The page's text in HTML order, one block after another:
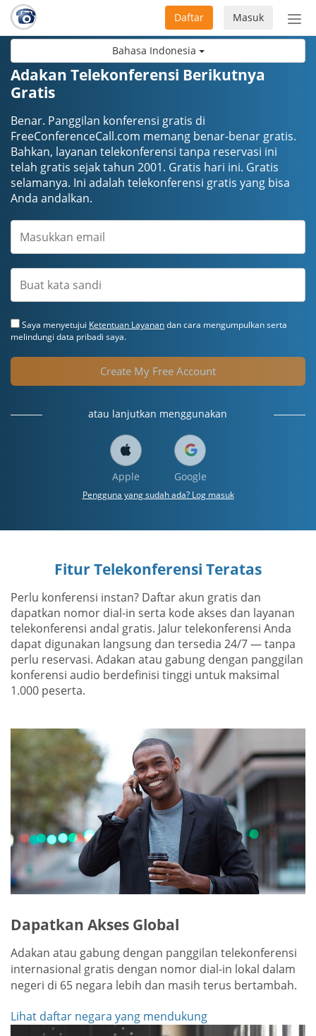
Bahasa Indonesia
Masuk
Daftar
Adakan Telekonferensi Berikutnya
Gratis
Benar. Panggilan konferensi gratis di
FreeConferenceCall.com memang benar-benar gratis.
Bahkan, layanan telekonferensi tanpa reservasi ini
telah gratis sejak tahun 2001. Gratis hari ini. Gratis
selamanya. Ini adalah telekonferensi gratis yang bisa
Anda andalkan.
Saya menyetujui Ketentuan Layanandan cara mengumpulkan serta
melindungi data pribadi saya.
Create My Free Account
atau lanjutkan menggunakan
Apple Google
Pengguna yang sudah ada? Log masuk
Fitur Telekonferensi Teratas
Perlu konferensi instan? Daftar akun gratis dan
dapatkan nomor dial-in serta kode akses dan layanan
telekonferensi andal gratis. Jalur telekonferensi Anda
dapat digunakan langsung dan tersedia 24/7 — tanpa
perlu reservasi. Adakan atau gabung dengan panggilan
konferensi audio berdefinisi tinggi untuk maksimal
1.000 peserta.
Dapatkan Akses Global
Adakan atau gabung dengan panggilan telekonferensi
internasional gratis dengan nomor dial-in lokal dalam
negeri di 65 negara lebih dan masih terus bertambah.
Lihat daftar negara yang mendukung